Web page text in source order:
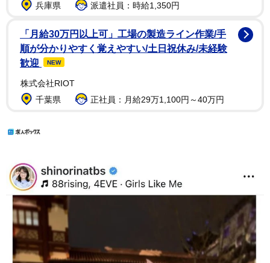
兵庫県
派遣社員：時給1,350円
「月給30万円以上可」工場の製造ライン作業/手
順が分かりやすく覚えやすい/土日祝休み/未経験
歓迎
NEW
株式会社RIOT
千葉県
正社員：月給29万1,100円～40万円